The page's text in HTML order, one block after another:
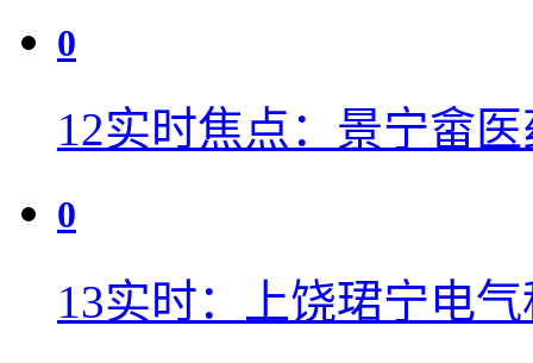
0
12实时焦点：景宁畲
0
13实时：上饶珺宁电